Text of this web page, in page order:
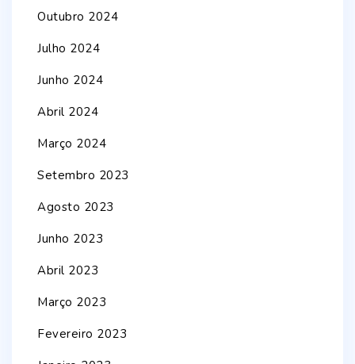
Outubro 2024
Julho 2024
Junho 2024
Abril 2024
Março 2024
Setembro 2023
Agosto 2023
Junho 2023
Abril 2023
Março 2023
Fevereiro 2023